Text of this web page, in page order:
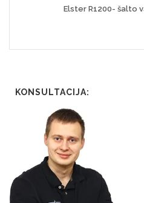
Elster R1200- šalto
KONSULTACIJA: